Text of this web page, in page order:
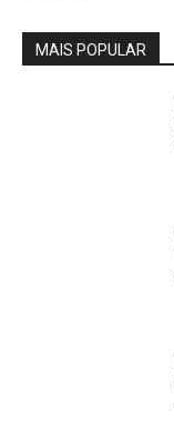
MAIS POPULAR